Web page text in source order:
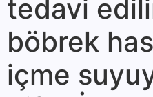
tedavi
böbrek
içme